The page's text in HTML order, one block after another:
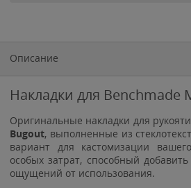
Описание
Накладки для Benchmade
Оригинальные накладки для
Bugout, выполненные из
вариант для кастомизации
особых затрат, способный
ощущений от использования.